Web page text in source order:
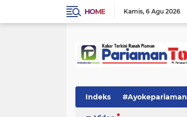
HOME Kamis 6 Agu 2026
Indeks #Ayokepariaman